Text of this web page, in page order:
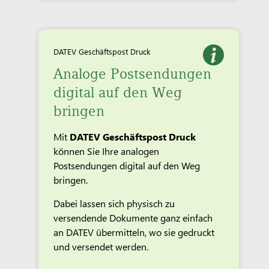
DATEV Geschäftspost Druck
Analoge Postsendungen
digital auf den Weg
bringen
Mit DATEV Geschäftspost Druck
können Sie Ihre analogen
Postsendungen digital auf den Weg
bringen.
Dabei lassen sich physisch zu
versendende Dokumente ganz einfach
an DATEV übermitteln, wo sie gedruckt
und versendet werden.